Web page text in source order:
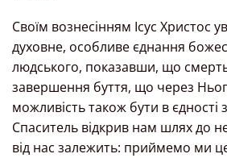
Своїм вознесінням Ісус Христос
духовне, особливе єднання
людського, показавши, що
завершення буття, що через
можливість також бути в
Спаситель відкрив нам шлях до
від нас залежить: приймемо ми